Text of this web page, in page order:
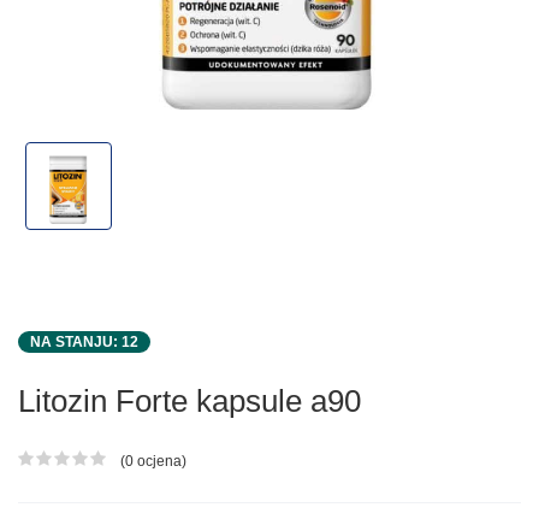
NA STANJU: 12
Litozin Forte kapsule a90
Ocjena proizvoda
(0 ocjena)